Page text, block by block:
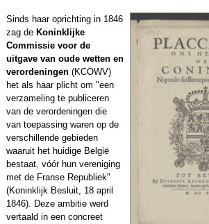
Sinds haar oprichting in 1846
zag de Koninklijke
Commissie voor de
uitgave van oude wetten en
verordeningen(KCOWV)
het als haar plicht om "een
verzameling te publiceren
van de verordeningen die
van toepassing waren op de
verschillende gebieden
waaruit het huidige België
bestaat, vóór hun vereniging
met de Franse Republiek"
(Koninklijk Besluit, 18 april
1846). Deze ambitie werd
vertaald in een concreet